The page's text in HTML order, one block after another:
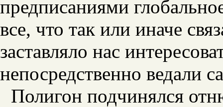
предписаниями
все, что так или иначе
заставляло нас
непосредственно ведали
Полигон подчинялся